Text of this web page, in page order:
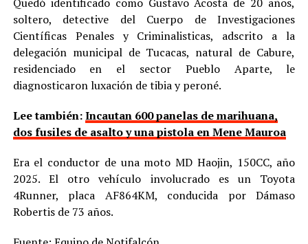
soltero, detective del Cuerpo de Investigaciones
Científicas Penales y Criminalisticas, adscrito a la
delegación municipal de Tucacas, natural de Cabure,
residenciado en el sector Pueblo Aparte, le
diagnosticaron luxación de tibia y peroné.
Lee también:Incautan 600 panelas de marihuana,
dos fusiles de asalto y una pistola en Mene Mauroa
Era el conductor de una moto MD Haojin, 150CC, año
2025. El otro vehículo involucrado es un Toyota
4Runner, placa AF864KM, conducida por Dámaso
Robertis de 73 años.